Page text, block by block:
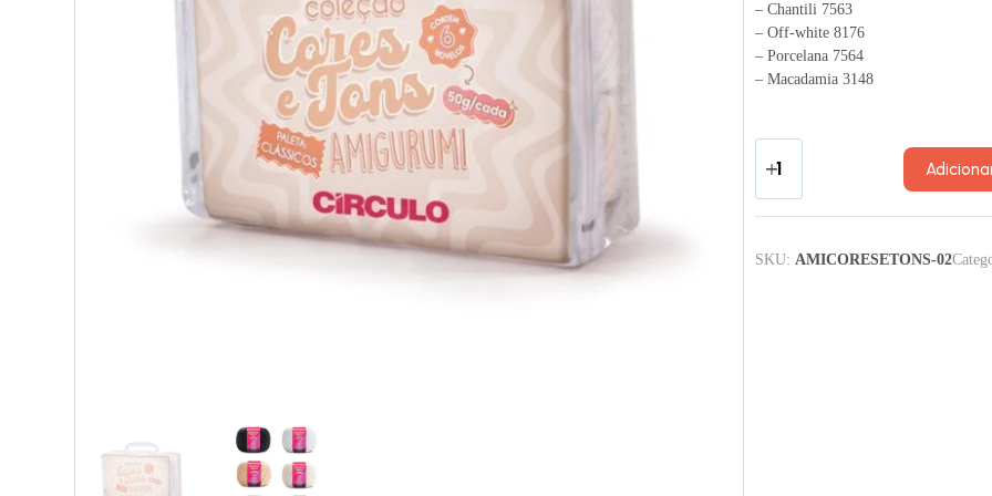
– Chantili 7563
– Off-white 8176
– Porcelana 7564
– Macadamia 3148
SKU: AMICORESETONS-02